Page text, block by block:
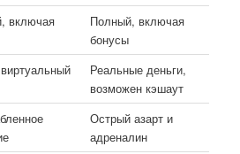
включая
Полный, включая
бонусы
Реальные деньги,
возможен кэшаут
Острый азарт и
адреналин